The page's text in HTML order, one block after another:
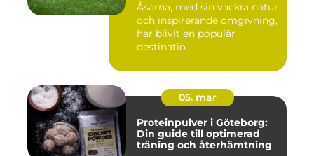
Åsarna, med sin vackra natur
och inspirerande omgivning,
har blivit en populär
destinatio...
05. mar
Proteinpulver i Göteborg:
Din guide till optimerad
träning och återhämtning